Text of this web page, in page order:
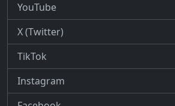
YouTube
X (Twitter)
TikTok
Instagram